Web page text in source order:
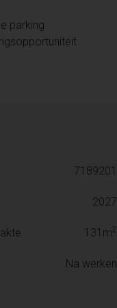
parking
7189201
2027
131m2
Na werken